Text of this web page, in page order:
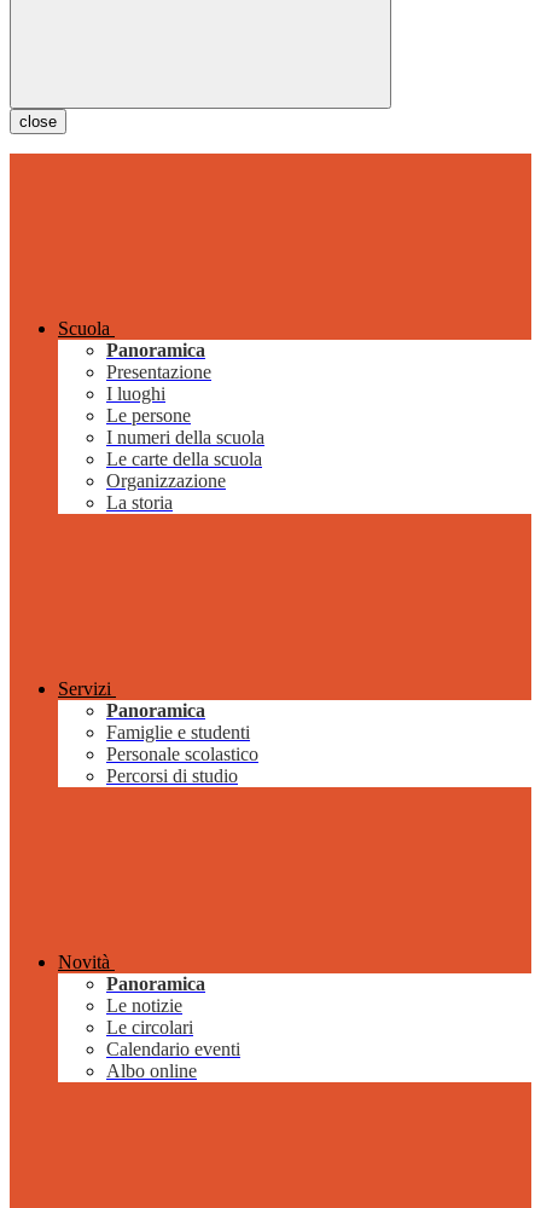
close
Scuola
Panoramica
Presentazione
I luoghi
Le persone
I numeri della scuola
Le carte della scuola
Organizzazione
La storia
Servizi
Panoramica
Famiglie e studenti
Personale scolastico
Percorsi di studio
Novità
Panoramica
Le notizie
Le circolari
Calendario eventi
Albo online